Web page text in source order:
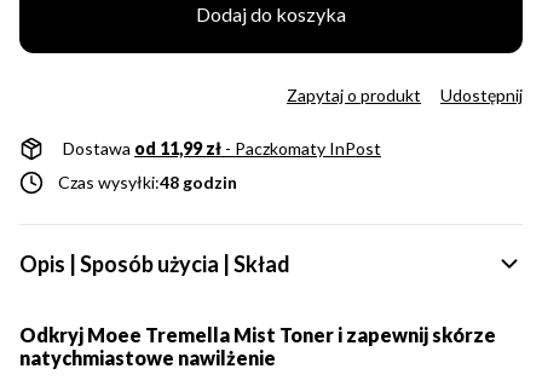
Dodaj do koszyka
Zapytaj o produkt Udostępnij
Dostawa od 11,99 zł - Paczkomaty InPost
Czas wysyłki:48 godzin
Opis | Sposób użycia | Skład
Odkryj Moee Tremella Mist Toner i zapewnij skórze
natychmiastowe nawilżenie